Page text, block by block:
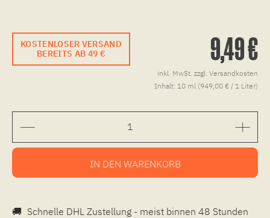
KOSTENLOSER VERSAND
BEREITS AB 49 €
9,49 €
inkl. MwSt. zzgl. Versandkosten
Inhalt: 10 ml (949,00 € / 1 Liter)
IN DEN WARENKORB
🚚 Schnelle DHL Zustellung - meist binnen 48 Stunden